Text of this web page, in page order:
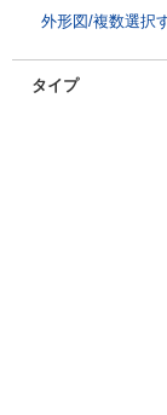
外形図/複数選択
タイプ